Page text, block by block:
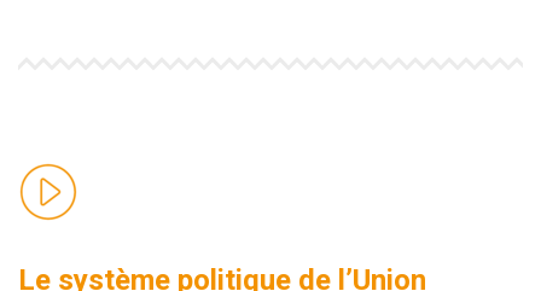
Le système politique de l’Union